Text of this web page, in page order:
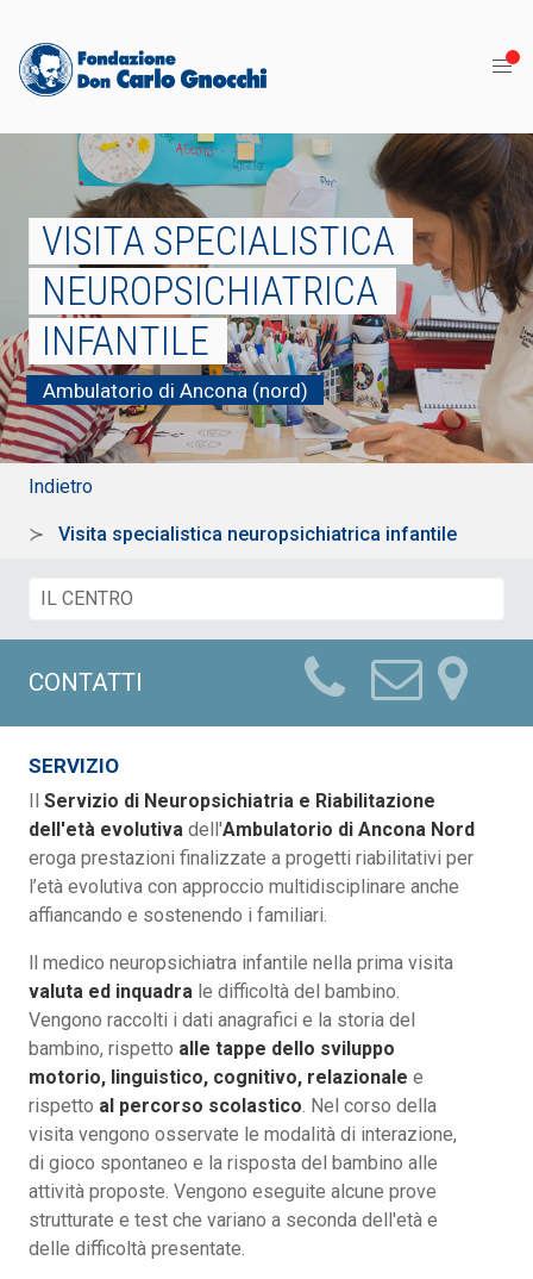
VISITA SPECIALISTICA
NEUROPSICHIATRICA
INFANTILE
Ambulatorio di Ancona (nord)
Indietro
Visita specialistica neuropsichiatrica infantile
CONTATTI
SERVIZIO
Il Servizio di Neuropsichiatria e Riabilitazione
dell'età evolutiva dell'Ambulatorio di Ancona Nord
eroga prestazioni finalizzate a progetti riabilitativi per
l’età evolutiva con approccio multidisciplinare anche
affiancando e sostenendo i familiari.
ll medico neuropsichiatra infantile nella prima visita
valuta ed inquadra le difficoltà del bambino.
Vengono raccolti i dati anagrafici e la storia del
bambino, rispetto alle tappe dello sviluppo
motorio, linguistico, cognitivo, relazionale e
rispetto al percorso scolastico . Nel corso della
visita vengono osservate le modalità di interazione,
di gioco spontaneo e la risposta del bambino alle
attività proposte. Vengono eseguite alcune prove
strutturate e test che variano a seconda dell'età e
delle difficoltà presentate.